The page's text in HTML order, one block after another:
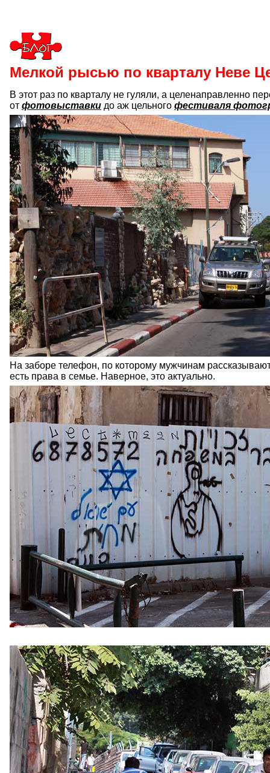
Мелкой рысью по кварталу Неве
В этот раз по кварталу не гуляли, а целенаправленно
от фотовыставки до аж цельного фестиваля
На заборе телефон, по которому мужчинам
есть права в семье. Наверное, это актуально.